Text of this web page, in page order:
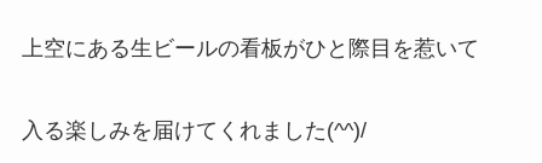
上空にある生ビールの看板がひと際目を惹いて
入る楽しみを届けてくれました(^^)/